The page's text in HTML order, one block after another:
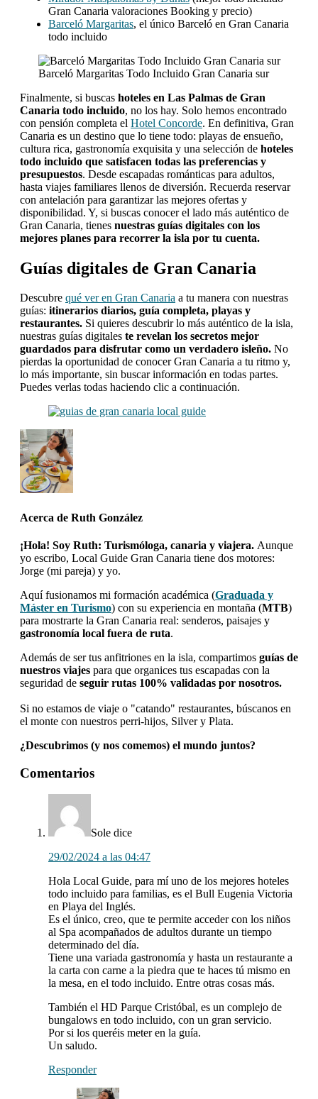
Gran Canaria valoraciones Booking y precio)
Barceló Margaritas, el único Barceló en Gran Canaria
todo incluido
Barceló Margaritas Todo Incluido Gran Canaria sur
Finalmente, si buscas hoteles en Las Palmas de Gran
Canaria todo incluido, no los hay. Solo hemos encontrado
con pensión completa el Hotel Concorde. En definitiva, Gran
Canaria es un destino que lo tiene todo: playas de ensueño,
cultura rica, gastronomía exquisita y una selección de hoteles
todo incluido que satisfacen todas las preferencias y
presupuestos. Desde escapadas románticas para adultos,
hasta viajes familiares llenos de diversión. Recuerda reservar
con antelación para garantizar las mejores ofertas y
disponibilidad. Y, si buscas conocer el lado más auténtico de
Gran Canaria, tienes nuestras guías digitales con los
mejores planes para recorrer la isla por tu cuenta.
Guías digitales de Gran Canaria
Descubre qué ver en Gran Canaria a tu manera con nuestras
guías: itinerarios diarios, guía completa, playas y
restaurantes. Si quieres descubrir lo más auténtico de la isla,
nuestras guías digitales te revelan los secretos mejor
guardados para disfrutar como un verdadero isleño. No
pierdas la oportunidad de conocer Gran Canaria a tu ritmo y,
lo más importante, sin buscar información en todas partes.
Puedes verlas todas haciendo clic a continuación.
Acerca de Ruth González
¡Hola! Soy Ruth: Turismóloga, canaria y viajera. Aunque
yo escribo, Local Guide Gran Canaria tiene dos motores:
Jorge (mi pareja) y yo.
Aquí fusionamos mi formación académica (Graduada y
Máster en Turismo) con su experiencia en montaña (MTB)
para mostrarte la Gran Canaria real: senderos, paisajes y
gastronomía local fuera de ruta.
Además de ser tus anfitriones en la isla, compartimos guías de
nuestros viajes para que organices tus escapadas con la
seguridad de seguir rutas 100% validadas por nosotros.
Si no estamos de viaje o "catando" restaurantes, búscanos en
el monte con nuestros perri-hijos, Silver y Plata.
¿Descubrimos (y nos comemos) el mundo juntos?
Interacciones
lectores
Comentarios
Sole dice
29/02/2024 a las 04:47
Hola Local Guide, para mí uno de los mejores hoteles
todo incluido para familias, es el Bull Eugenia Victoria
en Playa del Inglés.
Es el único, creo, que te permite acceder con los niños
al Spa acompañados de adultos durante un tiempo
determinado del día.
Tiene una variada gastronomía y hasta un restaurante a
la carta con carne a la piedra que te haces tú mismo en
la mesa, en el todo incluido. Entre otras cosas más.
También el HD Parque Cristóbal, es un complejo de
bungalows en todo incluido, con un gran servicio.
Por si los queréis meter en la guía.
Un saludo.
Responder